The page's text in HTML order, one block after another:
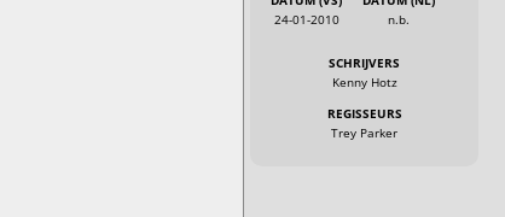
24-01-2010
n.b.
SCHRIJVERS
Kenny Hotz
REGISSEURS
Trey Parker